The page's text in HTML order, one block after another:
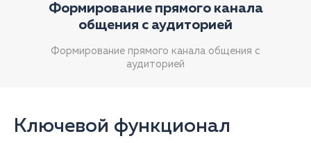
Формирование прямого канала
общения с аудиторией
Формирование прямого канала общения с
аудиторией
Ключевой функционал